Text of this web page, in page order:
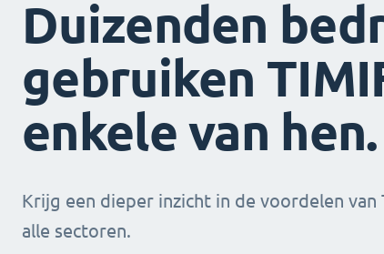
Duizenden
gebruiken
enkele van hen.
Krijg een dieper inzicht in de voordelen van
alle sectoren.